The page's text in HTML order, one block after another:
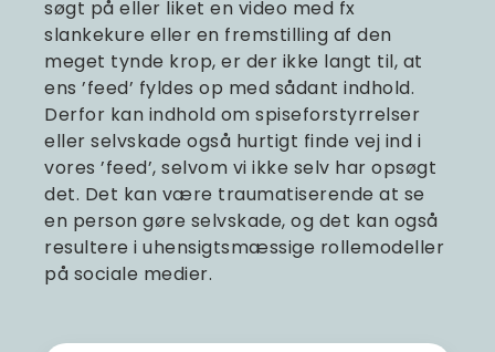
søgt på eller liket en video med fx
slankekure eller en fremstilling af den
meget tynde krop, er der ikke langt til, at
ens ’feed’ fyldes op med sådant indhold.
Derfor kan indhold om spiseforstyrrelser
eller selvskade også hurtigt finde vej ind i
vores ’feed’, selvom vi ikke selv har opsøgt
det. Det kan være traumatiserende at se
en person gøre selvskade, og det kan også
resultere i uhensigtsmæssige rollemodeller
på sociale medier.